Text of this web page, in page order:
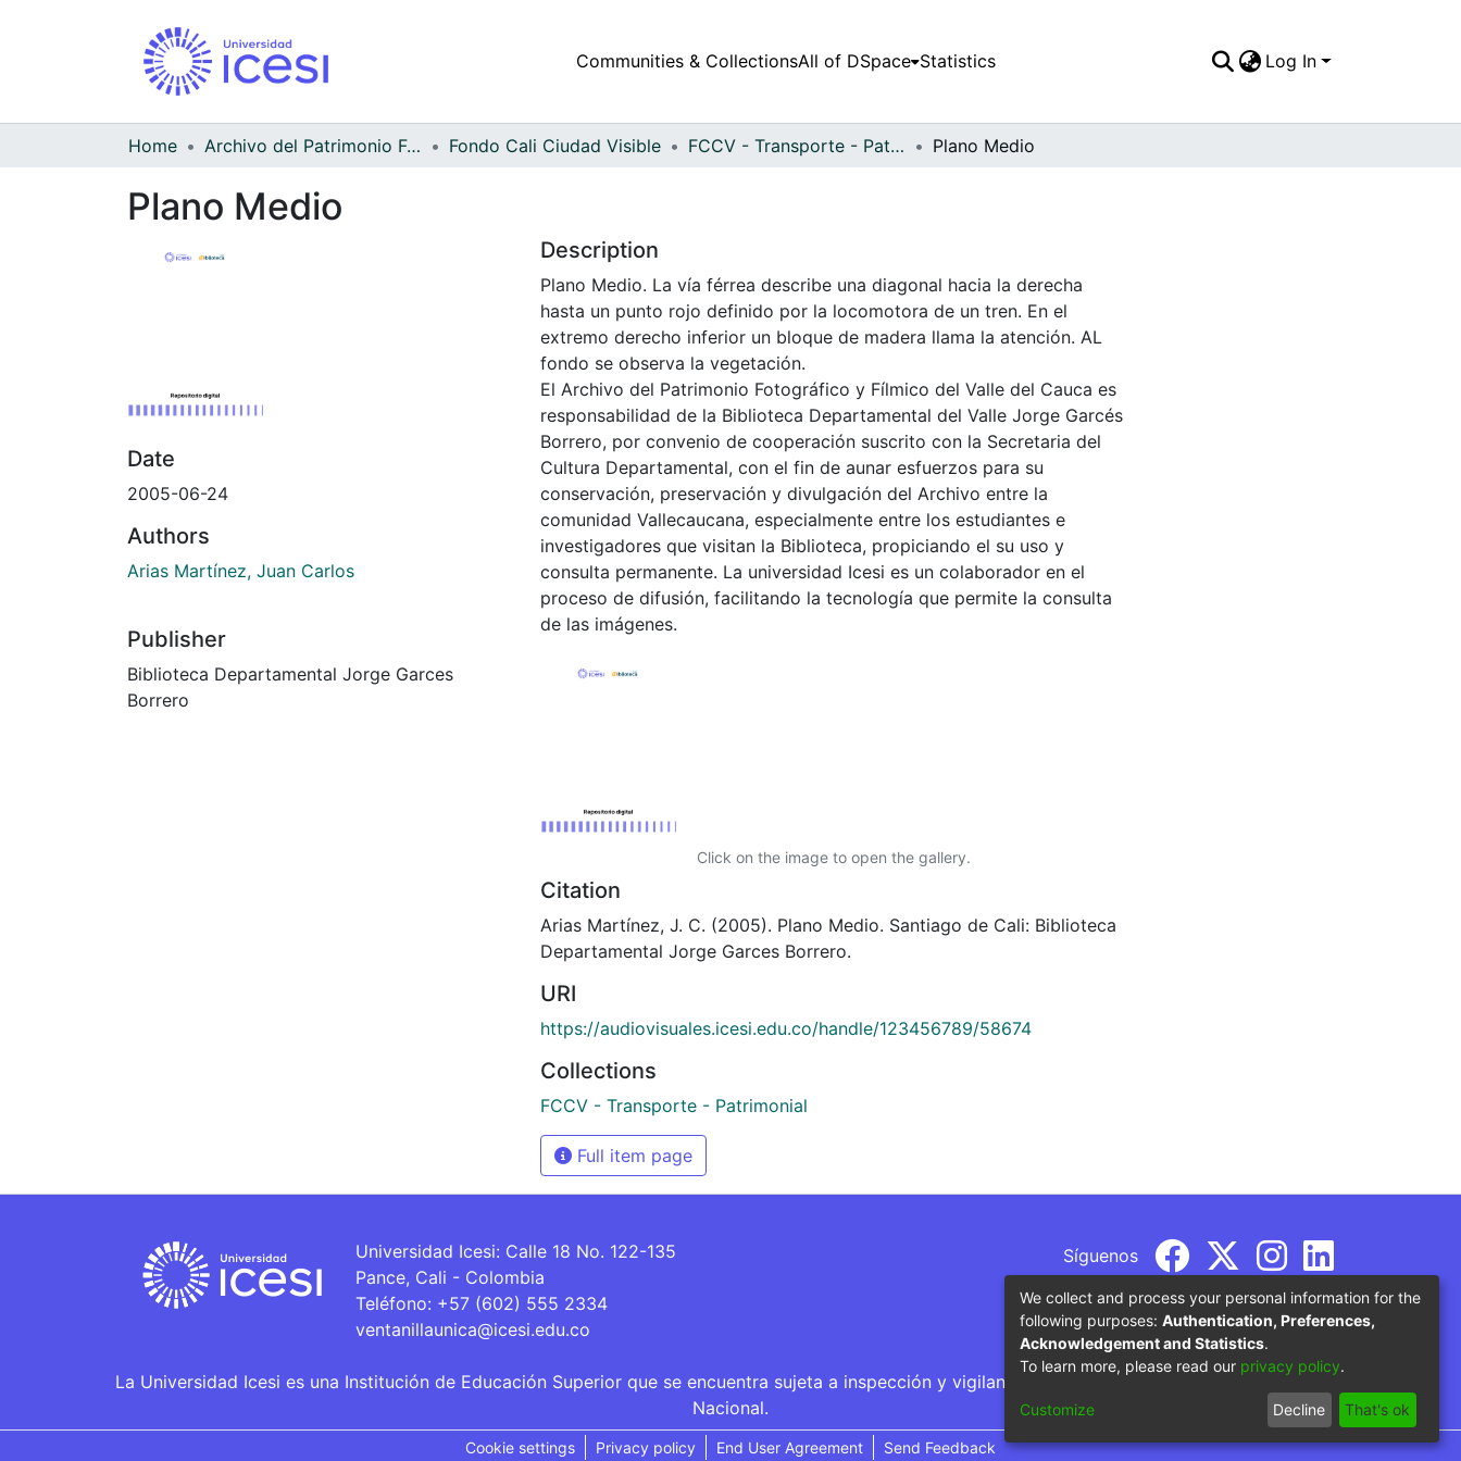
Communities & CollectionsAll of DSpace Statistics Log In
Home Archivo del Patrimonio Fotográfico y Fílmico del Valle del Cauca Fondo Cali Ciudad Visible FCCV - Transporte - Patrimonial Plano Medio
Plano Medio
Date
2005-06-24
Authors
Arias Martínez, Juan Carlos
Publisher
Biblioteca Departamental Jorge Garces
Borrero
Description
Plano Medio. La vía férrea describe una diagonal hacia la derecha
hasta un punto rojo definido por la locomotora de un tren. En el
extremo derecho inferior un bloque de madera llama la atención. AL
fondo se observa la vegetación.
El Archivo del Patrimonio Fotográfico y Fílmico del Valle del Cauca es
responsabilidad de la Biblioteca Departamental del Valle Jorge Garcés
Borrero, por convenio de cooperación suscrito con la Secretaria del
Cultura Departamental, con el fin de aunar esfuerzos para su
conservación, preservación y divulgación del Archivo entre la
comunidad Vallecaucana, especialmente entre los estudiantes e
investigadores que visitan la Biblioteca, propiciando el su uso y
consulta permanente. La universidad Icesi es un colaborador en el
proceso de difusión, facilitando la tecnología que permite la consulta
de las imágenes.
Click on the image to open the gallery.
Citation
Arias Martínez, J. C. (2005). Plano Medio. Santiago de Cali: Biblioteca
Departamental Jorge Garces Borrero.
URI
https://audiovisuales.icesi.edu.co/handle/123456789/58674
Collections
FCCV - Transporte - Patrimonial
Full item page
Universidad Icesi: Calle 18 No. 122-135
Pance, Cali - Colombia
Teléfono: +57 (602) 555 2334
ventanillaunica@icesi.edu.co
Síguenos
La Universidad Icesi es una Institución de Educación Superior que se encuentra sujeta a inspección y vigilancia por parte del Ministerio de Educación
Nacional.
Cookie settings Privacy policy End User Agreement Send Feedback
We collect and process your personal information for the
following purposes: Authentication, Preferences,
Acknowledgement and Statistics.
To learn more, please read our privacy policy.
Customize Decline That's ok